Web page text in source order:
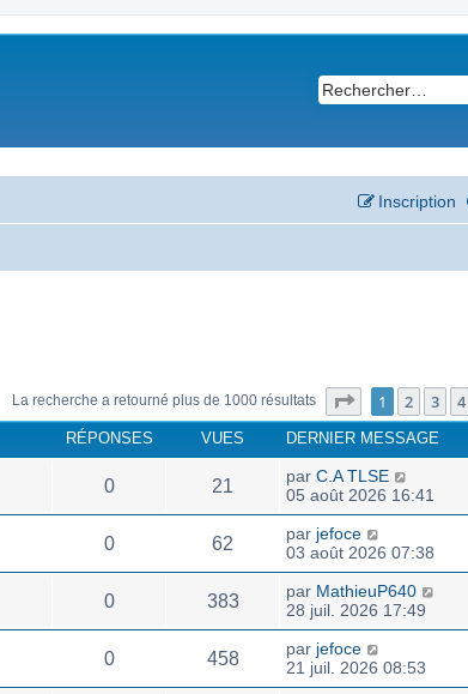
Inscription
La recherche a retourné plus de 1000 résultats Page sur20
1 2 3 4
RÉPONSES VUES DERNIER MESSAGE
0 21 par C.A TLSE
05 août 2026 16:41
0 62 par jefoce
03 août 2026 07:38
0 383 par MathieuP640
28 juil. 2026 17:49
0 458 par jefoce
21 juil. 2026 08:53